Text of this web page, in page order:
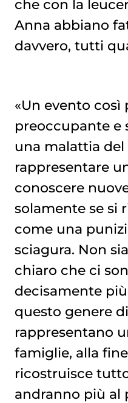
che con la
Anna abbiano
davvero, tutti
«Un evento così
preoccupante e
una malattia del
rappresentare
conoscere
solamente se si
come una
sciagura. Non
chiaro che ci
decisamente
questo genere
rappresentano
famiglie, alla
ricostruisce
andranno più al